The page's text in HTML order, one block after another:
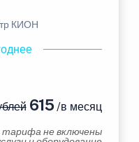
КИОН
615 /в месяц
не включены